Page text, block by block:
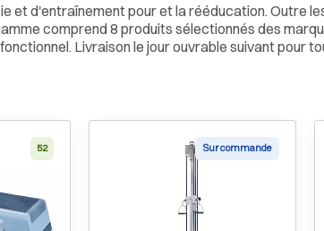
d'entraînement pour et la rééducation. Outre
comprend 8 produits sélectionnés des
Livraison le jour ouvrable suivant pour
52 Sur commande